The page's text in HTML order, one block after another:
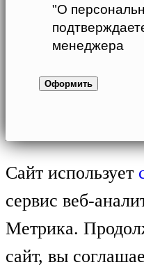
"О
менеджера
Сайт использует
сервис веб-
Метрика.
сайт, вы